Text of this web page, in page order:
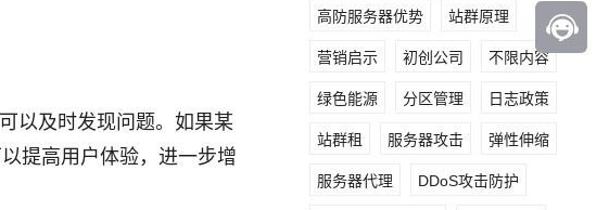
以及时发现问题。如果某
提高用户体验，进一步增
高防服务器优势 站群原理
营销启示 初创公司 不限内容
绿色能源 分区管理 日志政策
站群租 服务器攻击 弹性伸缩
服务器代理 DDoS攻击防护